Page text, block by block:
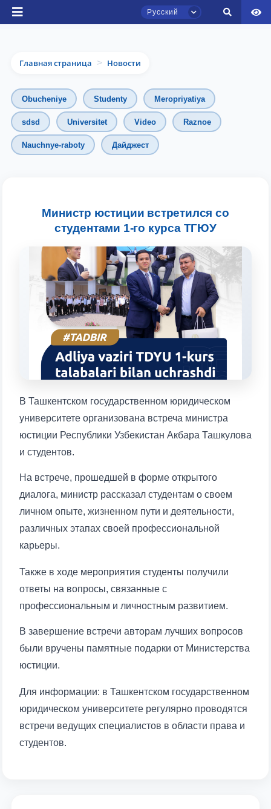
Русский
Главная страница > Новости
Obucheniye Studenty Meropriyatiya
sdsd Universitet Video Raznoe
Nauchnye-raboty Дайджест
Министр юстиции встретился со
студентами 1-го курса ТГЮУ
В Ташкентском государственном юридическом
университете организована встреча министра
юстиции Республики Узбекистан Акбара Ташкулова
и студентов.
На встрече, прошедшей в форме открытого
диалога, министр рассказал студентам о своем
личном опыте, жизненном пути и деятельности,
различных этапах своей профессиональной
карьеры.
Также в ходе мероприятия студенты получили
ответы на вопросы, связанные с
профессиональным и личностным развитием.
В завершение встречи авторам лучших вопросов
были вручены памятные подарки от Министерства
юстиции.
Для информации: в Ташкентском государственном
юридическом университете регулярно проводятся
встречи ведущих специалистов в области права и
студентов.
Чат приёмной комиссии ТГЮУ
Онлайн
Оставляйте здесь свои обращения по
Выберите тему — затем появятся
конкретные вопросы:
1. Документы (бакалавр) (5)
3. Собеседование (бакалавр) (8)
4. Собеседование (магистр) (5)
6. Онлайн-заявки (15) 7. Колл-центр (4)